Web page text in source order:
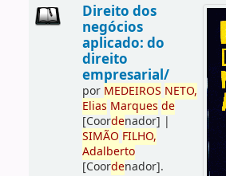
Direito dos
negócios
aplicado: do
direito
empresarial/
por MEDEIROS NETO,
Elias Marques de
[Coordenador] |
SIMÃO FILHO,
Adalberto
[Coordenador].